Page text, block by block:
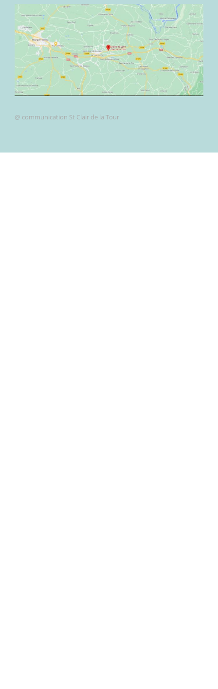
@ communication St Clair de la Tour